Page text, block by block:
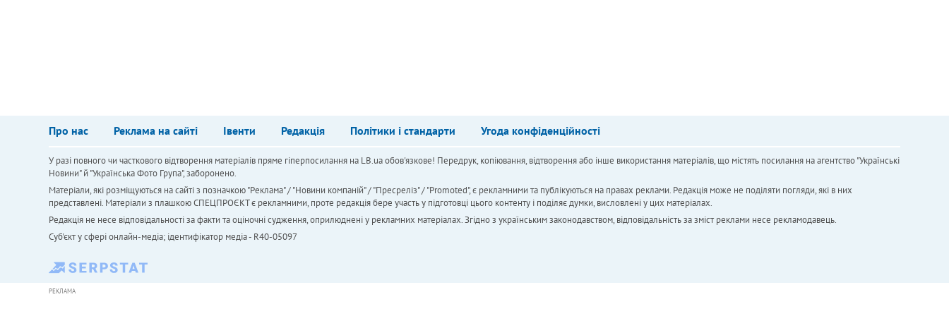
Про нас Реклама на сайті Івенти Редакція Політики і стандарти Угода конфіденційності
У разі повного чи часткового відтворення матеріалів пряме гіперпосилання на LB.ua обов'язкове! Передрук, копіювання, відтворення або інше використання матеріалів, що містять посилання на агентство "Українськi
Новини" й "Українська Фото Група", заборонено.
Матеріали, які розміщуються на сайті з позначкою "Реклама" / "Новини компаній" / "Пресреліз" / "Promoted", є рекламними та публікуються на правах реклами. Редакція може не поділяти погляди, які в них
представлені. Матеріали з плашкою СПЕЦПРОЄКТ є рекламними, проте редакція бере участь у підготовці цього контенту і поділяє думки, висловлені у цих матеріалах.
Редакція не несе відповідальності за факти та оціночні судження, оприлюднені у рекламних матеріалах. Згідно з українським законодавством, відповідальність за зміст реклами несе рекламодавець.
Cуб'єкт у сфері онлайн-медіа; ідентифікатор медіа - R40-05097
РЕКЛАМА